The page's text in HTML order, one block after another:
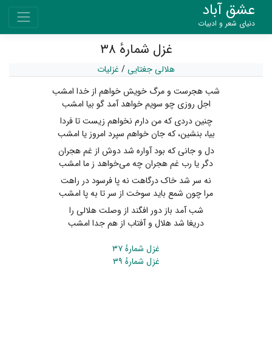
عشق آباد
دنیای شعر و ادبیات
غزل شمارهٔ ۳۸
هلالی جغتایی/ غزلیات
شب هجرست و مرگ خویش خواهم از خدا امشب
اجل روزی چو سویم خواهد آمد گو بیا امشب
چنین دردی که من دارم نخواهم زیست تا فردا
بیا، بنشین، که جان خواهم سپرد امروز یا امشب
دل و جانی که بود آواره شد دوش از غم هجران
دگر یا رب غم هجران چه می‌خواهد ز ما امشب
نه سر شد خاک درگاهت نه پا فرسود در راهت
مرا چون شمع باید سوخت از سر تا به پا امشب
شب آمد باز دور افگند از وصلت هلالی را
دریغا شد هلال و آفتاب از هم جدا امشب
غزل شمارهٔ ۳۷
غزل شمارهٔ ۳۹